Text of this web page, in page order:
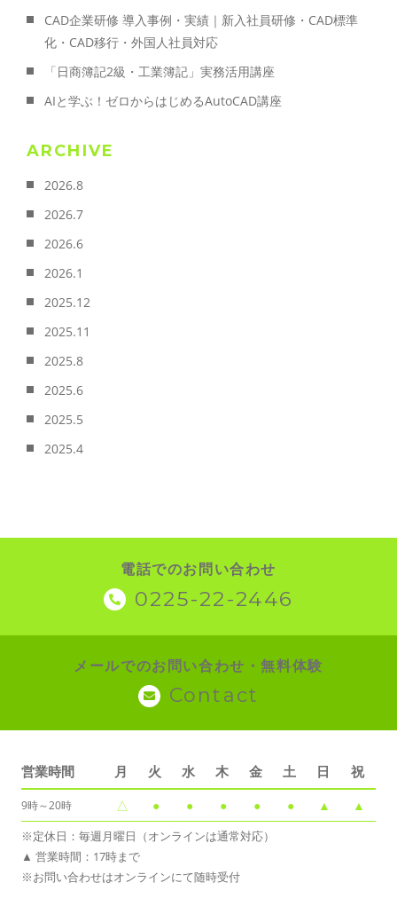
CAD企業研修 導入事例・実績｜新入社員研修・CAD標準
化・CAD移行・外国人社員対応
「日商簿記2級・工業簿記」実務活用講座
AIと学ぶ！ゼロからはじめるAutoCAD講座
ARCHIVE
2026.8
2026.7
2026.6
2026.1
2025.12
2025.11
2025.8
2025.6
2025.5
2025.4
電話でのお問い合わせ
0225-22-2446
メールでのお問い合わせ・無料体験
Contact
営業時間 月 火 水 木 金 土 日 祝
9時～20時 △ ● ● ● ● ● ▲ ▲
※定休日：毎週月曜日（オンラインは通常対応）
▲ 営業時間：17時まで
※お問い合わせはオンラインにて随時受付